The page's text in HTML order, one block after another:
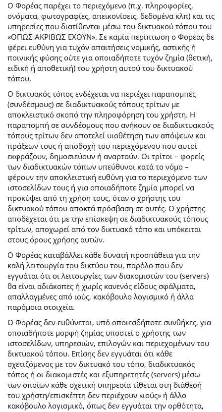
Ο Φορέας παρέχει το περιεχόμενο (π.χ. πληροφορίες,
ονόματα, φωτογραφίες, απεικονίσεις, δεδομένα κλπ) και τις
υπηρεσίες που διατίθενται μέσω του δικτυακού τόπου του
«ΟΠΩΣ ΑΚΡΙΒΩΣ ΕΧΟΥΝ». Σε καμία περίπτωση ο Φορέας δε
φέρει ευθύνη για τυχόν απαιτήσεις νομικής, αστικής ή
ποινικής φύσης ούτε για οποιαδήποτε τυχόν ζημία (θετική,
ειδική ή αποθετική) του χρήστη αυτού του δικτυακού
τόπου.
O δικτυακός τόπος ενδέχεται να περιέχει παραπομπές
(συνδέσμους) σε διαδικτυακούς τόπους τρίτων με
αποκλειστικό σκοπό την πληροφόρηση του χρήστη. Η
παραπομπή σε συνδέσμους που ανήκουν σε διαδικτυακούς
τόπους τρίτων δεν αποτελεί υιοθέτηση των απόψεων και
πράξεων τους ή αποδοχή του περιεχόμενου που αυτοί
εκφράζουν, δημοσιεύουν ή αναρτούν. Οι τρίτοι – φορείς
των διαδικτυακών τόπων υπεύθυνοι κατά το νόμο –
φέρουν την αποκλειστική ευθύνη για το περιεχόμενο των
ιστοσελίδων τους ή για οποιαδήποτε ζημία μπορεί να
προκύψει από τη χρήση τους, όταν ο χρήστης του
δικτυακού τόπου αποκτά πρόσβαση σε αυτές. Ο χρήστης
αποδέχεται ότι με την επίσκεψη σε διαδικτυακούς τόπους
τρίτων, αποχωρεί από τον δικτυακό τόπο και υπόκειται
στους όρους χρήσης αυτών.
Ο Φορέας καταβάλλει κάθε δυνατή προσπάθεια για την
καλή λειτουργία του δικτύου του, παρόλο που δεν
εγγυάται ότι οι λειτουργίες των διακομιστών του (servers)
θα είναι αδιάκοπες ή χωρίς κανενός είδους σφάλματα,
απαλλαγμένες από ιούς, κακόβουλο λογισμικό ή άλλα
παρόμοια στοιχεία.
Ο Φορέας δεν ευθύνεται, υπό οποιεσδήποτε συνθήκες, για
οποιαδήποτε μορφή ζημίας υποστεί ο χρήστης των
ιστοσελίδων, υπηρεσιών, επιλογών και περιεχομένων του
δικτυακού τόπου. Επίσης δεν εγγυάται ότι κάθε
σχετιζόμενος με τον δικτυακό του τόπο, διαδικτυακός
τόπος ή οι διακομιστές και εξυπηρετητές (servers) μέσω
των οποίων κάθε σχετική υπηρεσία τίθεται στη διάθεσή
του χρήστη/επισκέπτη δεν περιέχουν «ιούς» ή άλλο
κακόβουλο λογισμικό, όπως δεν εγγυάται την ορθότητα,